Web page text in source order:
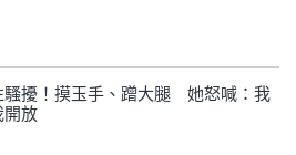
騷擾！摸玉手、蹭大腿 她怒喊：我
開放